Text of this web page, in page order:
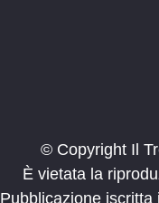
© Copyright Il
È vietata la
Pubblicazione